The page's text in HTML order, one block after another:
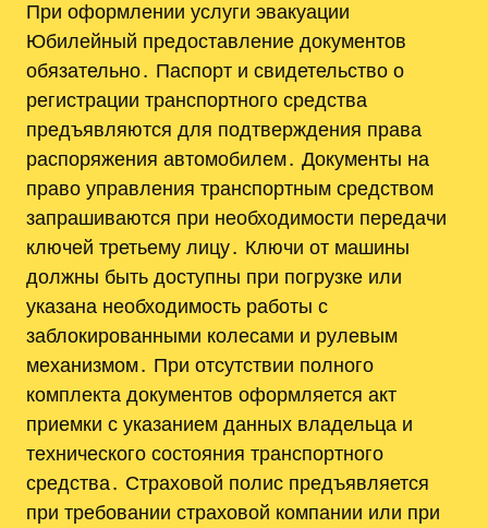
При оформлении услуги эвакуации
Юбилейный предоставление документов
обязательно․ Паспорт и свидетельство о
регистрации транспортного средства
предъявляются для подтверждения права
распоряжения автомобилем․ Документы на
право управления транспортным средством
запрашиваются при необходимости передачи
ключей третьему лицу․ Ключи от машины
должны быть доступны при погрузке или
указана необходимость работы с
заблокированными колесами и рулевым
механизмом․ При отсутствии полного
комплекта документов оформляется акт
приемки с указанием данных владельца и
технического состояния транспортного
средства․ Страховой полис предъявляется
при требовании страховой компании или при